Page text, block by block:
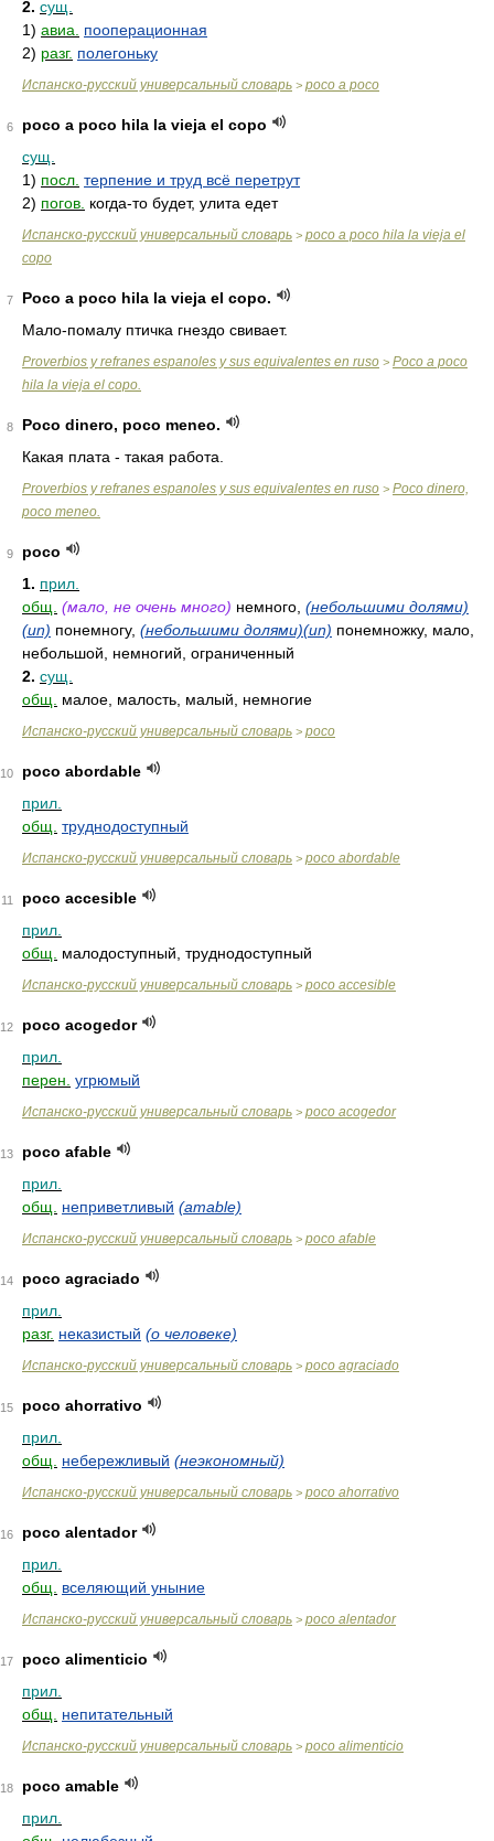
2. сущ.
1) авиа.
пооперационная
2) разг. полегоньку
Испанско-русский универсальный словарь > poco a poco
6
poco a poco hila la vieja el copo
сущ.
1) посл. терпение и труд всё перетрут
2) погов. когда-то будет, улита едет
Испанско-русский универсальный словарь > poco a poco hila la vieja el
copo
7
Poco a poco hila la vieja el copo.
Мало-помалу птичка гнездо свивает.
Proverbios y refranes espanoles y sus equivalentes en ruso > Poco a poco
hila la vieja el copo.
8
Poco dinero, poco meneo.
Какая плата - такая работа.
Proverbios y refranes espanoles y sus equivalentes en ruso > Poco dinero,
poco meneo.
9
poco
1. прил.
общ. (мало, не очень много) немного, (небольшими долями)
(un) понемногу, (небольшими долями)(un) понемножку, мало,
небольшой, немногий, ограниченный
2. сущ.
общ.
малое, малость, малый, немногие
Испанско-русский универсальный словарь > poco
10
poco abordable
прил.
общ. труднодоступный
Испанско-русский универсальный словарь > poco abordable
11
poco accesible
прил.
общ.
малодоступный, труднодоступный
Испанско-русский универсальный словарь > poco accesible
12
poco acogedor
прил.
перен. угрюмый
Испанско-русский универсальный словарь > poco acogedor
13
poco afable
прил.
общ.
неприветливый (amable)
Испанско-русский универсальный словарь > poco afable
14
poco agraciado
прил.
разг. неказистый (о человеке)
Испанско-русский универсальный словарь > poco agraciado
15
poco ahorrativo
прил.
общ.
небережливый (неэкономный)
Испанско-русский универсальный словарь > poco ahorrativo
16
poco alentador
прил.
общ.
вселяющий уныние
Испанско-русский универсальный словарь > poco alentador
17
poco alimenticio
прил.
общ.
непитательный
Испанско-русский универсальный словарь > poco alimenticio
18
poco amable
прил.